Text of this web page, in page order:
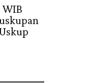
WIB